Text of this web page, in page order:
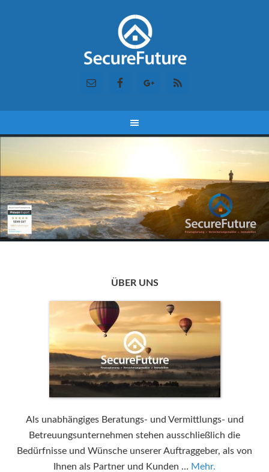
ÜBER UNS
Als unabhängiges Beratungs- und Vermittlungs- und
Betreuungsunternehmen stehen ausschließlich die
Bedürfnisse und Wünsche unserer Auftraggeber, als von
Ihnen als Partner und Kunden … Mehr.